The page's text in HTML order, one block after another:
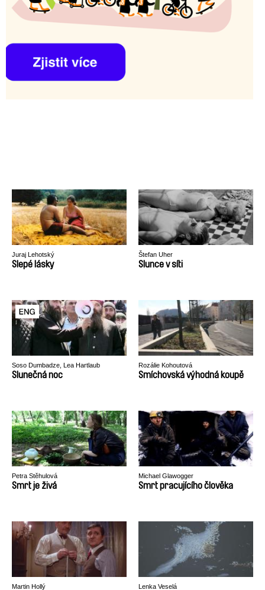
Juraj Lehotský
Slepé lásky
Štefan Uher
Slunce v síti
Soso Dumbadze, Lea Hartlaub
Slunečná noc
Rozálie Kohoutová
Smíchovská výhodná koupě
Petra Stěhulová
Smrt je živá
Michael Glawogger
Smrt pracujícího člověka
Martin Hollý Lenka Veselá